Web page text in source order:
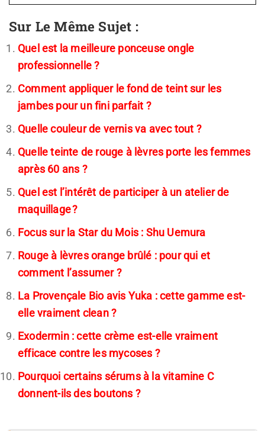
Sur Le Même Sujet :
Quel est la meilleure ponceuse ongle
professionnelle ?
Comment appliquer le fond de teint sur les
jambes pour un fini parfait ?
Quelle couleur de vernis va avec tout ?
Quelle teinte de rouge à lèvres porte les femmes
après 60 ans ?
Quel est l’intérêt de participer à un atelier de
maquillage ?
Focus sur la Star du Mois : Shu Uemura
Rouge à lèvres orange brûlé : pour qui et
comment l’assumer ?
La Provençale Bio avis Yuka : cette gamme est-
elle vraiment clean ?
Exodermin : cette crème est-elle vraiment
efficace contre les mycoses ?
Pourquoi certains sérums à la vitamine C
donnent-ils des boutons ?